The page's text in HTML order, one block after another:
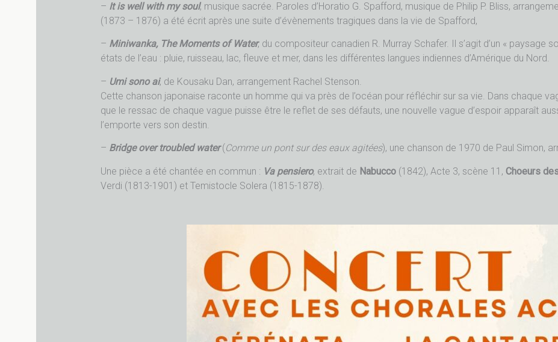
– It is well with my soul, musique sacrée. Paroles d’Horatio G. Spafford, musique de Philip P. Bliss,
(1873 – 1876) a été écrit après une suite d’évènements tragiques dans la vie de Spafford,
– Miniwanka, The Moments of Water, du compositeur canadien R. Murray Schafer. Il s’agit d’un « paysage
états de l’eau : pluie, ruisseau, lac, fleuve et mer, dans les différentes langues indiennes d’Amérique du Nord.
– Umi sono ai, de Kousaku Dan, arrangement Rachel Stenson.
Cette chanson japonaise raconte un homme qui va près de l’océan pour réfléchir sur sa vie. Dans chaque
que le ressac de chaque vague puisse être le reflet de ses défauts, une nouvelle vague d’espoir apparaît
l’emporte vers son destin.
– Bridge over troubled water(Comme un pont sur des eaux agitées), une chanson de 1970 de Paul Simon,
Une pièce a été chantée en commun : Va pensiero, extrait de Nabucco (1842), Acte 3, scène 11, Choeurs
Verdi (1813-1901) et Temistocle Solera (1815-1878).